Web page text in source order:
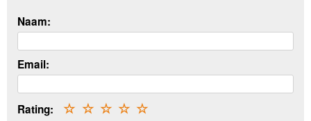
Naam:
Email:
Rating: ☆
☆
☆
☆
☆